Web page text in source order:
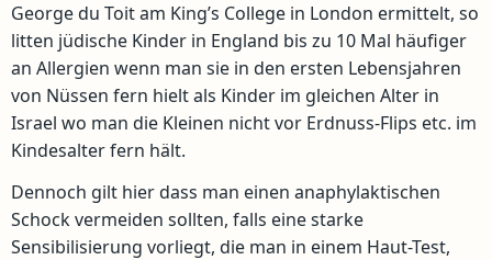
George du Toit am King’s College in London ermittelt, so
litten jüdische Kinder in England bis zu 10 Mal häufiger
an Allergien wenn man sie in den ersten Lebensjahren
von Nüssen fern hielt als Kinder im gleichen Alter in
Israel wo man die Kleinen nicht vor Erdnuss-Flips etc. im
Kindesalter fern hält.
Dennoch gilt hier dass man einen anaphylaktischen
Schock vermeiden sollten, falls eine starke
Sensibilisierung vorliegt, die man in einem Haut-Test,